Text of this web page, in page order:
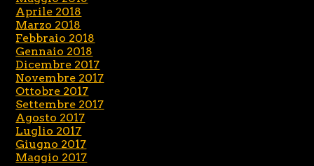
Aprile 2018
Marzo 2018
Febbraio 2018
Gennaio 2018
Dicembre 2017
Novembre 2017
Ottobre 2017
Settembre 2017
Agosto 2017
Luglio 2017
Giugno 2017
Maggio 2017